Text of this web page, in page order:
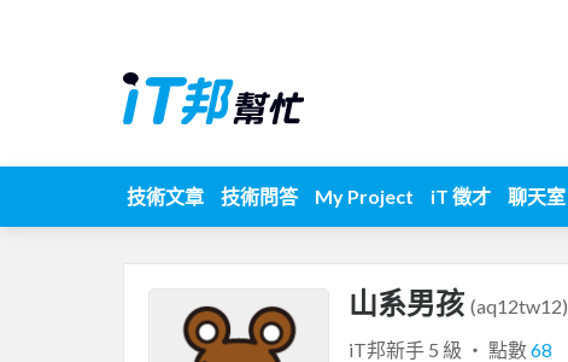
技術文章 技術問答 My Project iT 徵才 聊天室
山系男孩 (aq12tw12)
iT邦新手 5 級 ‧ 點數68